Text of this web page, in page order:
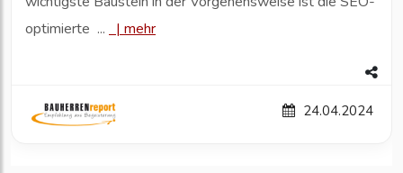
optimierte ...
| mehr
24.04.2024